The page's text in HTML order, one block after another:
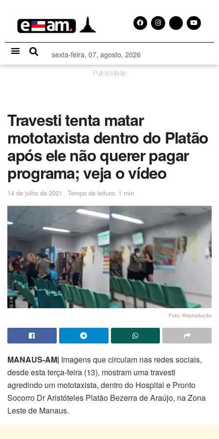
sexta-feira, 07, agosto, 2026
Publicidade
Travesti tenta matar
mototaxista dentro do Platão
após ele não querer pagar
programa; veja o vídeo
14 de julho de 2021 Tempo de leitura: 1 min
Foto: Reprodução
MANAUS-AM| Imagens que circulam nas redes sociais,
desde esta terça-feira (13), mostram uma travesti
agredindo um mototaxista, dentro do Hospital e Pronto
Socorro Dr Aristóteles Platão Bezerra de Araújo, na Zona
Leste de Manaus.